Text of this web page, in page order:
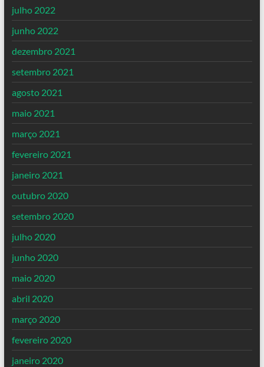
julho 2022
junho 2022
dezembro 2021
setembro 2021
agosto 2021
maio 2021
março 2021
fevereiro 2021
janeiro 2021
outubro 2020
setembro 2020
julho 2020
junho 2020
maio 2020
abril 2020
março 2020
fevereiro 2020
janeiro 2020